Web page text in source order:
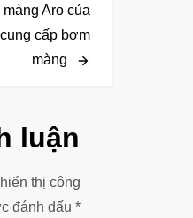
màng Aro của
cấp bơm
màng
luận
thị công
đánh dấu *